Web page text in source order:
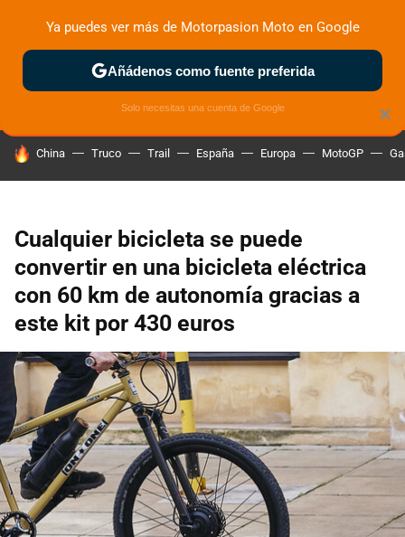
ZONA DE PRUEBAS DEPORTIVAS MOTOS ELÉCTRICAS
HOY SE HABLA DE
China Truco Trail España Europa MotoGP
Cualquier bicicleta se puede
convertir en una bicicleta eléctrica
con 60 km de autonomía gracias a
este kit por 430 euros
×
Ya puedes ver más de Motorpasion Moto en Google
Añádenos como fuente preferida
Solo necesitas una cuenta de Google